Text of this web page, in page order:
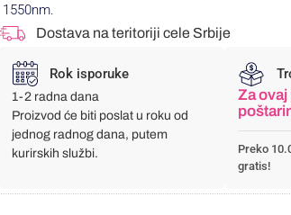
1550nm.
Dostava na teritoriji cele Srbije
Rok isporuke
1-2 radna dana
Proizvod će biti poslat u roku od
jednog radnog dana, putem
kurirskih službi.
Za
Preko
gratis!